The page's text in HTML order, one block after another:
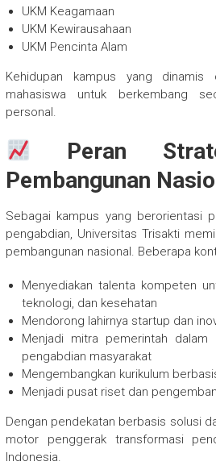
UKM Keagamaan
UKM Kewirausahaan
UKM Pencinta Alam
Kehidupan kampus yang dinamis
mahasiswa untuk berkembang
personal.
Peran
Pembangunan
Sebagai kampus yang berorientasi
pengabdian, Universitas Trisakti
pembangunan nasional. Beberapa
Menyediakan talenta kompeten
teknologi, dan kesehatan
Mendorong lahirnya startup dan
Menjadi mitra pemerintah dalam
pengabdian masyarakat
Mengembangkan kurikulum
Menjadi pusat riset dan
Dengan pendekatan berbasis solusi
motor penggerak transformasi
Indonesia.